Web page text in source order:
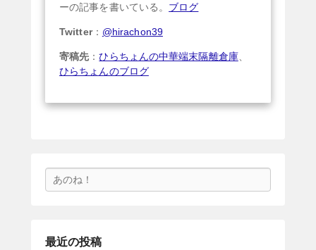
ーの記事を書いている。 ブログ
Twitter： @hirachon39
寄稿先 ：ひらちょんの中華端末隔離倉庫、
ひらちょんのブログ
索
最近の投稿